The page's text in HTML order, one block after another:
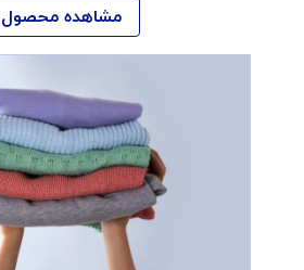
مشاهده محصول